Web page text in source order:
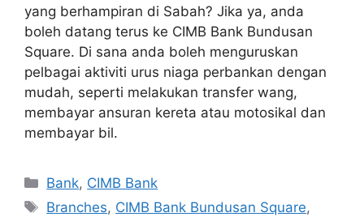
yang berhampiran di Sabah? Jika ya, anda
boleh datang terus ke CIMB Bank Bundusan
Square. Di sana anda boleh menguruskan
pelbagai aktiviti urus niaga perbankan dengan
mudah, seperti melakukan transfer wang,
membayar ansuran kereta atau motosikal dan
membayar bil.
Categories
Bank, CIMB Bank
Tags
Branches, CIMB Bank Bundusan Square,